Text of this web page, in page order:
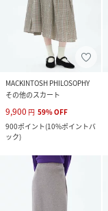
MACKINTOSH PHILOSOPHY
その他のスカート
9,900 円 59%OFF
900ポイント(10%ポイントバ
ック)